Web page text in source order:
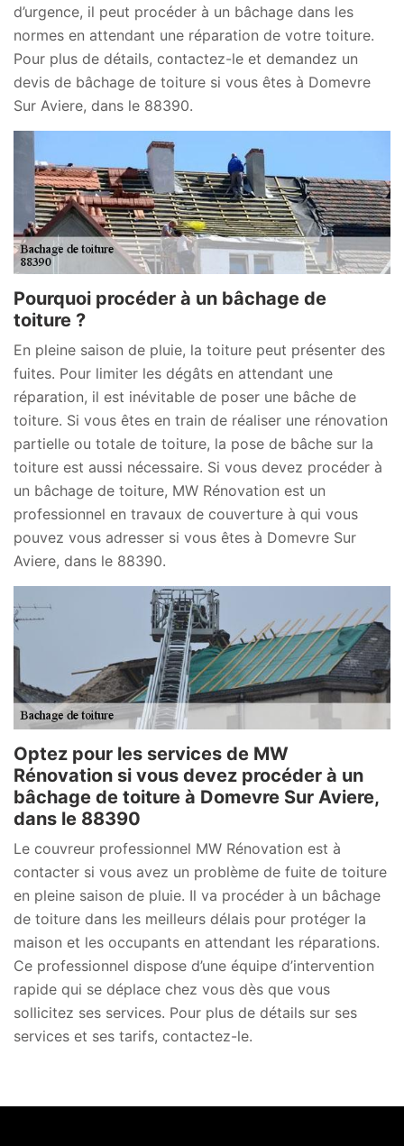
d’urgence, il peut procéder à un bâchage dans les
normes en attendant une réparation de votre toiture.
Pour plus de détails, contactez-le et demandez un
devis de bâchage de toiture si vous êtes à Domevre
Sur Aviere, dans le 88390.
Pourquoi procéder à un bâchage de
toiture ?
En pleine saison de pluie, la toiture peut présenter des
fuites. Pour limiter les dégâts en attendant une
réparation, il est inévitable de poser une bâche de
toiture. Si vous êtes en train de réaliser une rénovation
partielle ou totale de toiture, la pose de bâche sur la
toiture est aussi nécessaire. Si vous devez procéder à
un bâchage de toiture, MW Rénovation est un
professionnel en travaux de couverture à qui vous
pouvez vous adresser si vous êtes à Domevre Sur
Aviere, dans le 88390.
Optez pour les services de MW
Rénovation si vous devez procéder à un
bâchage de toiture à Domevre Sur Aviere,
dans le 88390
Le couvreur professionnel MW Rénovation est à
contacter si vous avez un problème de fuite de toiture
en pleine saison de pluie. Il va procéder à un bâchage
de toiture dans les meilleurs délais pour protéger la
maison et les occupants en attendant les réparations.
Ce professionnel dispose d’une équipe d’intervention
rapide qui se déplace chez vous dès que vous
sollicitez ses services. Pour plus de détails sur ses
services et ses tarifs, contactez-le.